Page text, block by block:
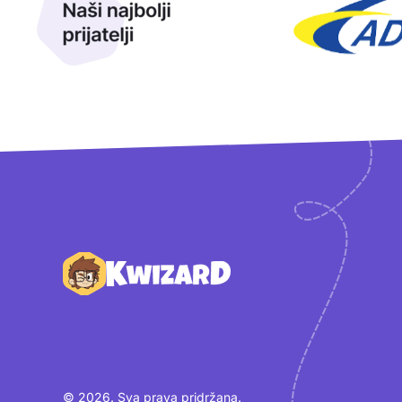
Podnožje
© 2026. Sva prava pridržana.